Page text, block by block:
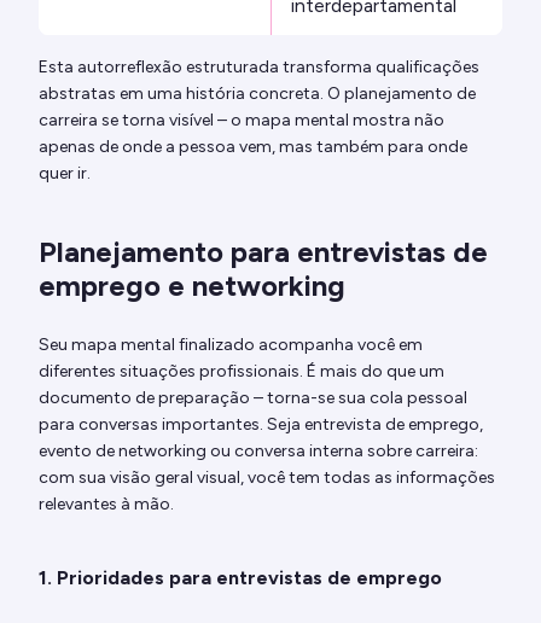
interdepartamental
Esta autorreflexão estruturada transforma qualificações
abstratas em uma história concreta. O planejamento de
carreira se torna visível – o mapa mental mostra não
apenas de onde a pessoa vem, mas também para onde
quer ir.
Planejamento para entrevistas de
emprego e networking
Seu mapa mental finalizado acompanha você em
diferentes situações profissionais. É mais do que um
documento de preparação – torna-se sua cola pessoal
para conversas importantes. Seja entrevista de emprego,
evento de networking ou conversa interna sobre carreira:
com sua visão geral visual, você tem todas as informações
relevantes à mão.
1. Prioridades para entrevistas de emprego